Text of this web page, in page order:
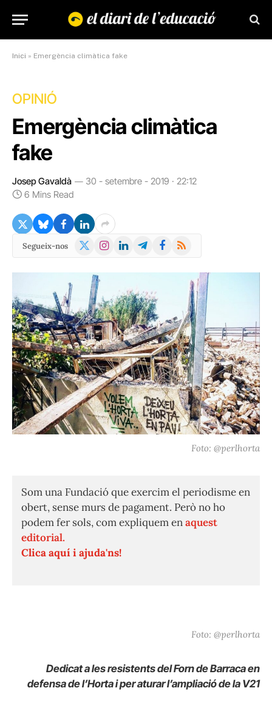
Inici » Emergència climàtica fake
OPINIÓ
Emergència climàtica
fake
Josep Gavaldà
30 - setembre - 2019 · 22:12
6 Mins Read
Segueix-nos
X
Instagram
LinkedInTelegramFacebook
RSS
Foto: @perlhorta
Som una Fundació que exercim el periodisme en
obert, sense murs de pagament. Però no ho
podem fer sols, com expliquem enaquest
editorial.
Clica aquí i ajuda'ns!
Foto: @perlhorta
Dedicat a les resistents del Forn de Barraca en
defensa de l’Horta i per aturar l’ampliació de la V21